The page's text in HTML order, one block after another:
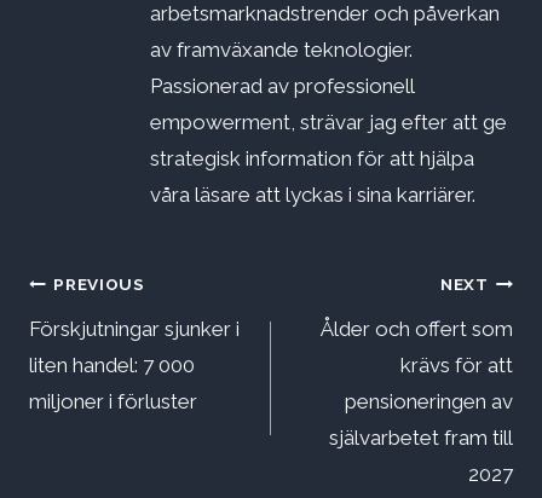
arbetsmarknadstrender och påverkan
av framväxande teknologier.
Passionerad av professionell
empowerment, strävar jag efter att ge
strategisk information för att hjälpa
våra läsare att lyckas i sina karriärer.
Inläggsnavigering
PREVIOUS
Förskjutningar sjunker i
liten handel: 7 000
miljoner i förluster
NEXT
Ålder och offert som
krävs för att
pensioneringen av
självarbetet fram till
2027